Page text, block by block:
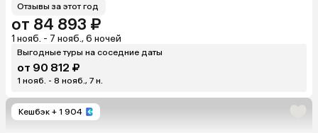
Отзывы за этот год
от 84 893 ₽
1 нояб. - 7 нояб., 6 ночей
Выгодные туры на соседние даты
от 90 812 ₽
1 нояб. - 8 нояб., 7 н.
Кешбэк + 1 904